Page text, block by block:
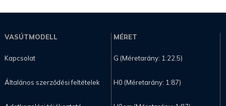
VASÚTMODELL
Kapcsolat
Általános szerződési feltételek
MÉRET
G (Méretarány: 1:22.5)
H0 (Méretarány: 1:87)